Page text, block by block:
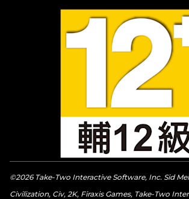
©2026 Take-Two Interactive Software, Inc. Sid
Civilization, Civ, 2K, Firaxis Games, Take-Two